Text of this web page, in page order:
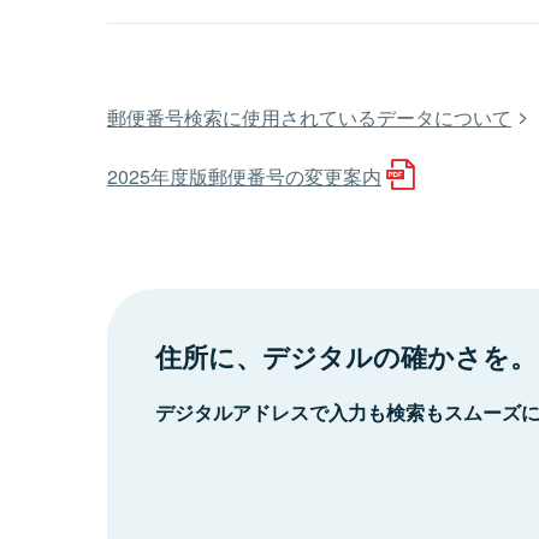
郵便番号検索に使用されているデータについて
2025年度版郵便番号の変更案内
住所に、デジタルの確かさを。
デジタルアドレスで入力も検索もスムーズ